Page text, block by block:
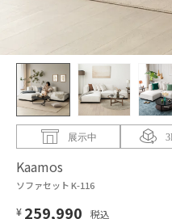
展示中
ソファセット K-116
Kaamos
¥ 259,990